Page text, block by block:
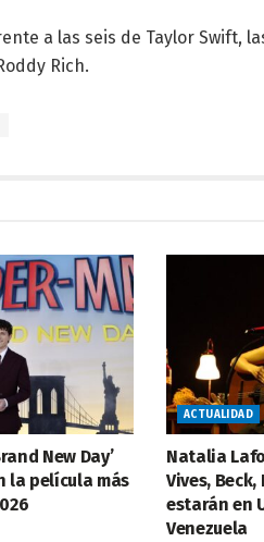
a las seis de Taylor Swift,
Rich.
New Day’
la película más
ACTUALIDAD
Natalia
Vives, Beck,
estarán en
Venezuela